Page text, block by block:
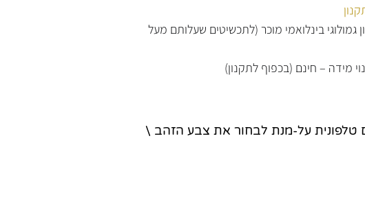
בינלואמי מוכר (לתכשיטים שעלותם מעל
מידה – חינם (בכפוף לתקנון)
טלפונית על-מנת לבחור את צבע הזהב \